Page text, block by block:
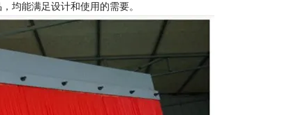
均能满足设计和使用的需要。